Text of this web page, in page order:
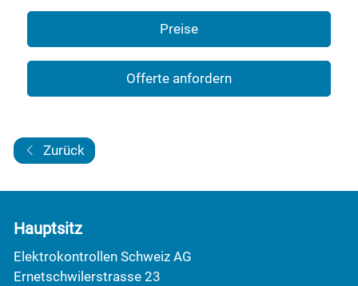
Preise
Offerte anfordern
Zurück
Hauptsitz
Elektrokontrollen Schweiz AG
Ernetschwilerstrasse 23